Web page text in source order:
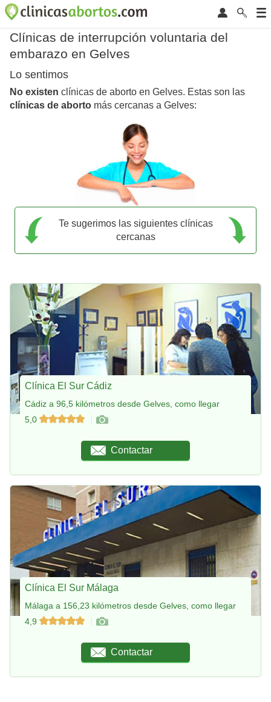
Clínicas de interrupción voluntaria del
embarazo en Gelves
Lo sentimos
No existen clínicas de aborto en Gelves. Estas son las
clínicas de aborto más cercanas a Gelves:
Te sugerimos las siguientes clínicas
cercanas
Clínica El Sur Cádiz
Cádiz a 96,5 kilómetros desde Gelves, como llegar
5,0
Contactar
Clínica El Sur Málaga
Málaga a 156,23 kilómetros desde Gelves, como llegar
4,9
Contactar